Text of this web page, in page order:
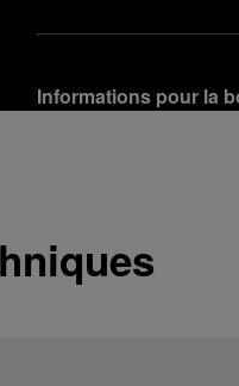
Informations pour la
Retours et échanges